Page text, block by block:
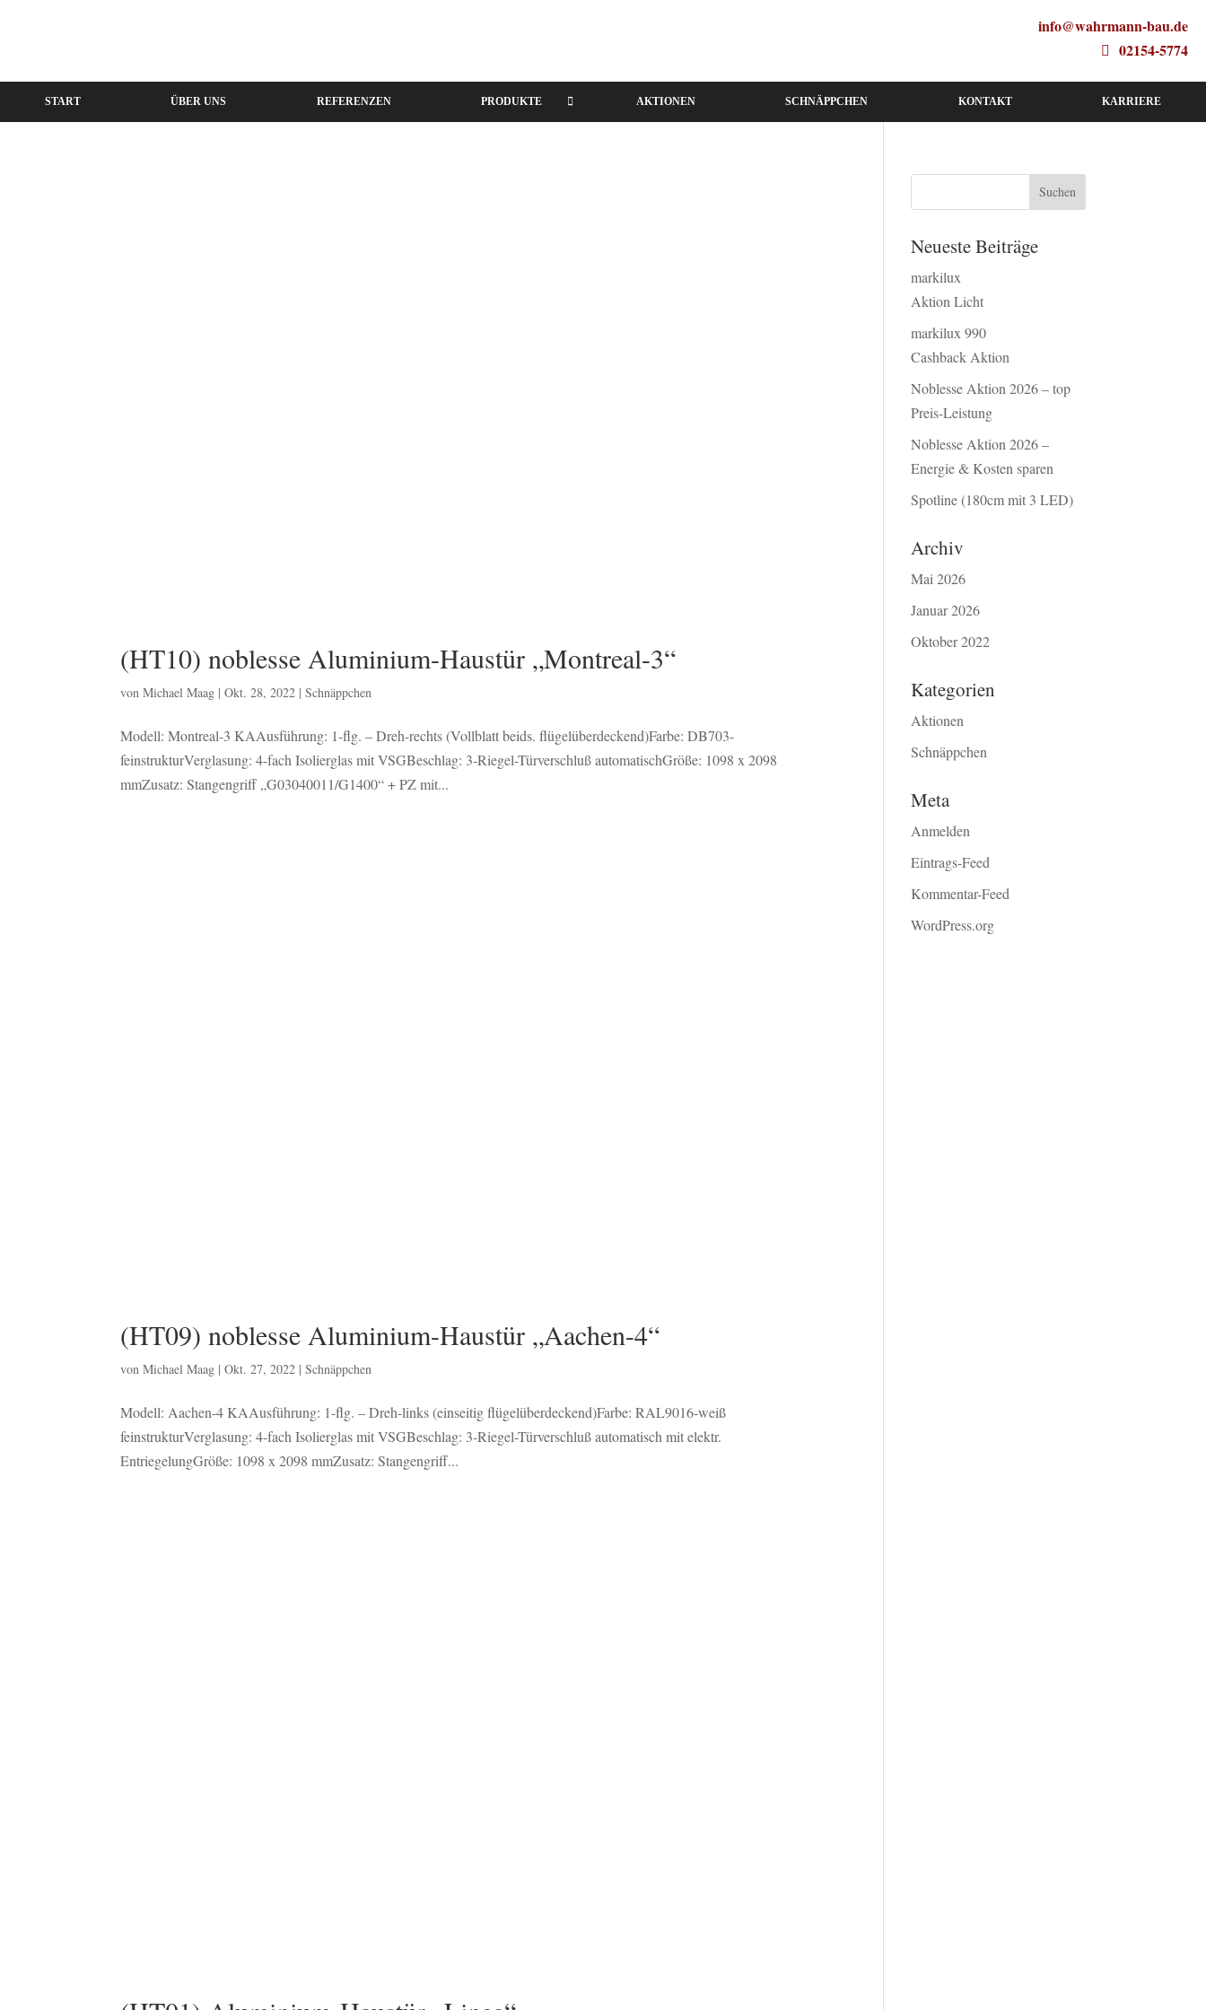
info@wahrmann-bau.de
02154-5774
START ÜBER UNS REFERENZEN PRODUKTE AKTIONEN SCHNÄPPCHEN KONTAKT KARRIERE
(HT10) noblesse Aluminium-Haustür „Montreal-3“
vonMichael Maag |Okt. 28, 2022 |Schnäppchen
Modell: Montreal-3 KAAusführung: 1-flg. – Dreh-rechts (Vollblatt beids. flügelüberdeckend)Farbe: DB703-
feinstrukturVerglasung: 4-fach Isolierglas mit VSGBeschlag: 3-Riegel-Türverschluß automatischGröße: 1098 x 2098
mmZusatz: Stangengriff „G03040011/G1400“ + PZ mit...
(HT09) noblesse Aluminium-Haustür „Aachen-4“
vonMichael Maag |Okt. 27, 2022 |Schnäppchen
Modell: Aachen-4 KAAusführung: 1-flg. – Dreh-links (einseitig flügelüberdeckend)Farbe: RAL9016-weiß
feinstrukturVerglasung: 4-fach Isolierglas mit VSGBeschlag: 3-Riegel-Türverschluß automatisch mit elektr.
EntriegelungGröße: 1098 x 2098 mmZusatz: Stangengriff...
Neueste Beiträge
markilux
Aktion Licht
markilux 990
Cashback Aktion
Noblesse Aktion 2026 – top
Preis-Leistung
Noblesse Aktion 2026 –
Energie & Kosten sparen
Spotline (180cm mit 3 LED)
Archiv
Mai 2026
Januar 2026
Oktober 2022
Kategorien
Aktionen
Schnäppchen
Meta
Anmelden
Eintrags-Feed
Kommentar-Feed
WordPress.org